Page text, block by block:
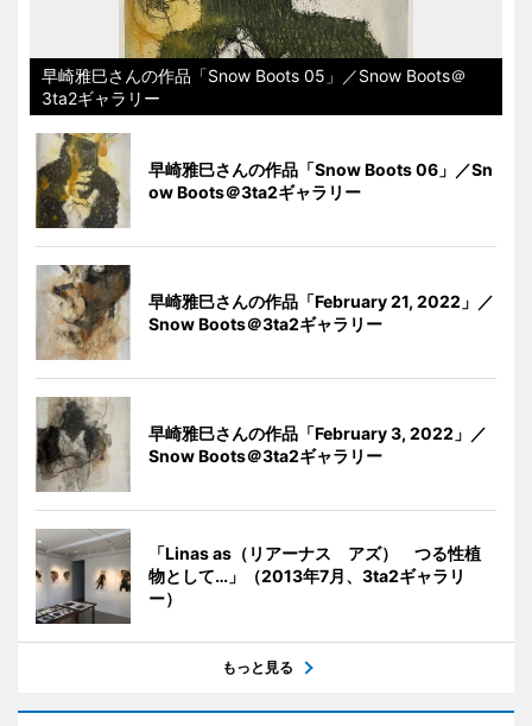
早崎雅巳さんの作品「Snow Boots 05」／Snow Boots＠
3ta2ギャラリー
早崎雅巳さんの作品「Snow Boots 06」／Sn
ow Boots＠3ta2ギャラリー
早崎雅巳さんの作品「February 21, 2022」／
Snow Boots＠3ta2ギャラリー
早崎雅巳さんの作品「February 3, 2022」／
Snow Boots＠3ta2ギャラリー
「Linas as（リアーナス アズ） つる性植
物として…」（2013年7月、3ta2ギャラリ
ー）
もっと見る